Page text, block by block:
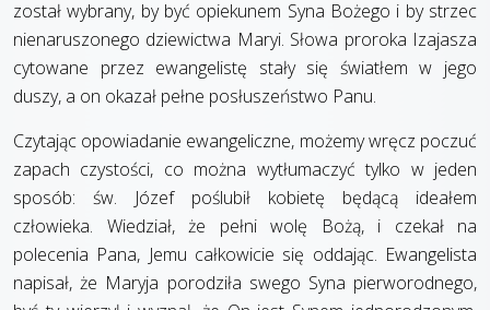
został wybrany, by być opiekunem Syna Bożego i by strzec
nienaruszonego dziewictwa Maryi. Słowa proroka Izajasza
cytowane przez ewangelistę stały się światłem w jego
duszy, a on okazał pełne posłuszeństwo Panu.
Czytając opowiadanie ewangeliczne, możemy wręcz poczuć
zapach czystości, co można wytłumaczyć tylko w jeden
sposób: św. Józef poślubił kobietę będącą ideałem
człowieka. Wiedział, że pełni wolę Bożą, i czekał na
polecenia Pana, Jemu całkowicie się oddając. Ewangelista
napisał, że Maryja porodziła swego Syna pierworodnego,